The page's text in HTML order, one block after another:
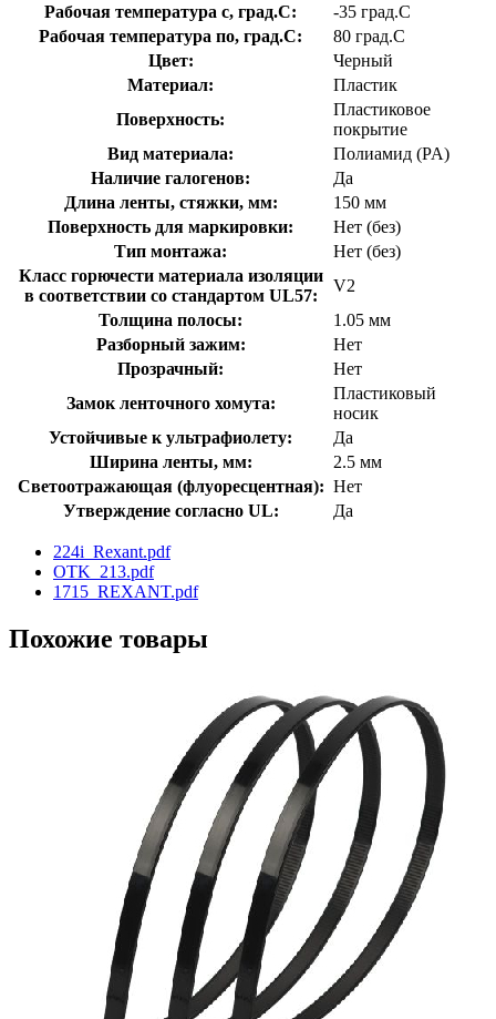
Рабочая температура с, град.C:
-35 град.C
Рабочая температура по, град.C:
80 град.C
Цвет:
Черный
Материал:
Пластик
Поверхность:
Пластиковое
покрытие
Вид материала:
Полиамид (PA)
Наличие галогенов:
Да
Длина ленты, стяжки, мм:
150 мм
Поверхность для маркировки:
Нет (без)
Тип монтажа:
Нет (без)
Класс горючести материала изоляции
в соответствии со стандартом UL57:
V2
Толщина полосы:
1.05 мм
Разборный зажим:
Нет
Прозрачный:
Нет
Замок ленточного хомута:
Пластиковый
носик
Устойчивые к ультрафиолету:
Да
Ширина ленты, мм:
2.5 мм
Светоотражающая (флуоресцентная): Нет
Утверждение согласно UL:
Да
224i_Rexant.pdf
OTK_213.pdf
1715_REXANT.pdf
Похожие товары